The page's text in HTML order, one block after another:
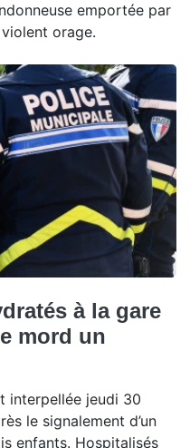
emportée par
orage.
à la gare
mord un
interpellée jeudi 30
le signalement d’un
enfants. Hospitalisés